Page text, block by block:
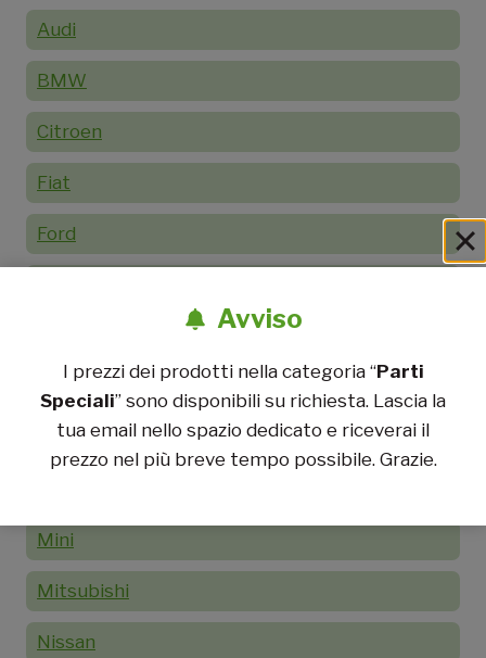
Audi
BMW
Citroen
Fiat
Ford
Lotus
Mazda
Mini
Mitsubishi
Nissan
Avviso
I prezzi dei prodotti nella categoria “Parti
Speciali” sono disponibili su richiesta. Lascia la
tua email nello spazio dedicato e riceverai il
prezzo nel più breve tempo possibile. Grazie.